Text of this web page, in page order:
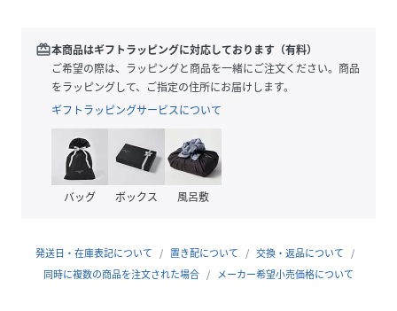
＜ご使用方法＞
1：電池を入れる
電池ボックスに単３乾電池1本をプラス（＋）、マイナス
（－）の方向が正しいか確認したうえで設置します。
絶縁紙や電池シールが付いてる場合は、必ず取り外してから
電池を設置してください。
い。
redeem本商品はギフトラッピングに対応しております（有料）
ご希望の際は、ラッピングと商品を一緒にご注文ください。商品
をラッピングして、ご指定の住所にお届けします。
ギフトラッピングサービスについて
バッグ ボックス 風呂敷
発送日・在庫表記について 置き配について
交換・返品について
同時に複数の商品を注文された場合
メーカー希望小売価格について